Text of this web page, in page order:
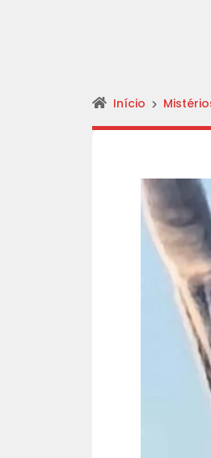
Início